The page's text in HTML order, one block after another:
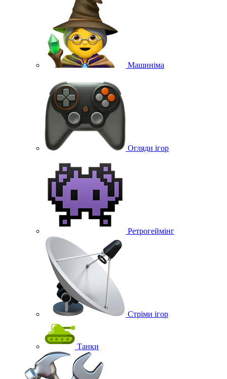
Машиніма
Огляди ігор
Ретрогеймінг
Стріми ігор
Танки